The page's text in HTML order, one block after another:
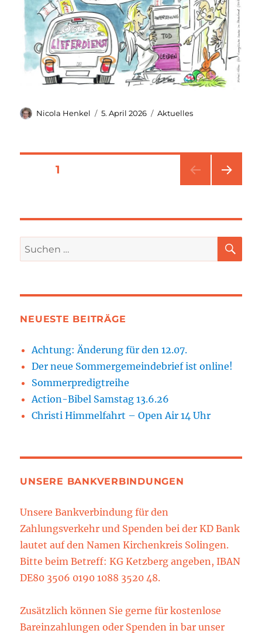
Autor
Nicola Henkel
Veröffentlicht
5. April 2026 Kategorien
Aktuelles
Seitennummerierung
Beiträge
SEITE1
E
Suchen
nach:
NEUESTE BEITRÄGE
Achtung: Änderung für den 12.07.
Der neue Sommergemeindebrief ist online!
Sommerpredigtreihe
Action-Bibel Samstag 13.6.26
Christi Himmelfahrt – Open Air 14 Uhr
UNSERE BANKVERBINDUNGEN
Unsere Bankverbindung für den
Zahlungsverkehr und Spenden bei der KD Bank
lautet auf den Namen Kirchenkreis Solingen.
Bitte beim Betreff: KG Ketzberg angeben, IBAN
DE80 3506 0190 1088 3520 48.
Zusätzlich können Sie gerne für kostenlose
Bareinzahlungen oder Spenden in bar unser